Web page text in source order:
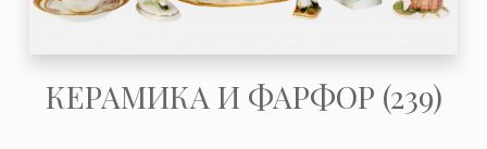
КЕРАМИКА И ФАРФОР (239)